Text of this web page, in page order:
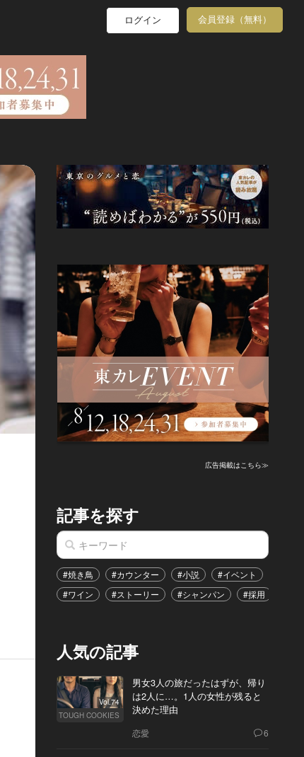
ログイン 会員登録（無料）
広告掲載はこちら≫
記事を探す
#焼き鳥 #カウンター #小説 #イベント
#ワイン
#ストーリー #シャンパン #採用
人気の記事
Vol.74
TOUGH COOKIES
男女3人の旅だったはずが、帰り
は2人に…。1人の女性が残ると
決めた理由
恋愛 6